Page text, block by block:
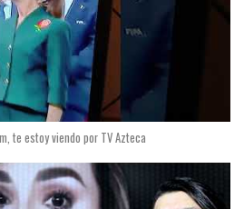
te estoy viendo por TV Azteca